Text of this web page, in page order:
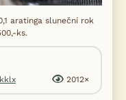
aratinga sluneční rok
ks.
2012×